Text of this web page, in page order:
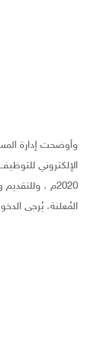
وأوضحت إدارة
2020م ،
المُعلنة، يُرجى